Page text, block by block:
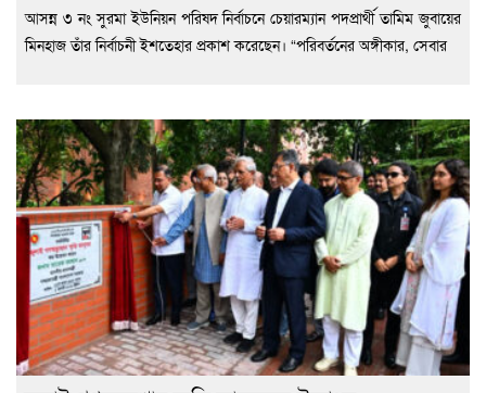
আসন্ন ৩ নং সুরমা ইউনিয়ন পরিষদ নির্বাচনে চেয়ারম্যান পদপ্রার্থী তামিম জুবায়ের
মিনহাজ তাঁর নির্বাচনী ইশতেহার প্রকাশ করেছেন। “পরিবর্তনের অঙ্গীকার, সেবার